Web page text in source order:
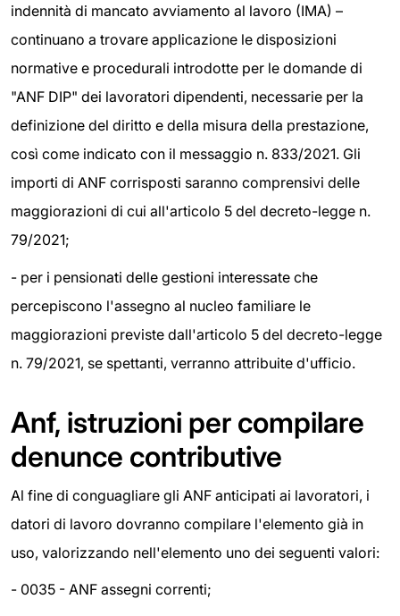
indennità di mancato avviamento al lavoro (IMA) –
continuano a trovare applicazione le disposizioni
normative e procedurali introdotte per le domande di
"ANF DIP" dei lavoratori dipendenti, necessarie per la
definizione del diritto e della misura della prestazione,
così come indicato con il messaggio n. 833/2021. Gli
importi di ANF corrisposti saranno comprensivi delle
maggiorazioni di cui all'articolo 5 del decreto-legge n.
79/2021;
- per i pensionati delle gestioni interessate che
percepiscono l'assegno al nucleo familiare le
maggiorazioni previste dall'articolo 5 del decreto-legge
n. 79/2021, se spettanti, verranno attribuite d'ufficio.
Anf, istruzioni per compilare
denunce contributive
Al fine di conguagliare gli ANF anticipati ai lavoratori, i
datori di lavoro dovranno compilare l'elemento già in
uso, valorizzando nell'elemento uno dei seguenti valori:
- 0035 - ANF assegni correnti;